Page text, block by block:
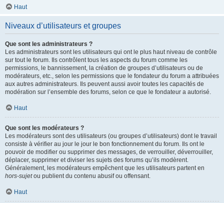
Haut
Niveaux d’utilisateurs et groupes
Que sont les administrateurs ?
Les administrateurs sont les utilisateurs qui ont le plus haut niveau de contrôle
sur tout le forum. Ils contrôlent tous les aspects du forum comme les
permissions, le bannissement, la création de groupes d’utilisateurs ou de
modérateurs, etc., selon les permissions que le fondateur du forum a attribuées
aux autres administrateurs. Ils peuvent aussi avoir toutes les capacités de
modération sur l’ensemble des forums, selon ce que le fondateur a autorisé.
Haut
Que sont les modérateurs ?
Les modérateurs sont des utilisateurs (ou groupes d’utilisateurs) dont le travail
consiste à vérifier au jour le jour le bon fonctionnement du forum. Ils ont le
pouvoir de modifier ou supprimer des messages, de verrouiller, déverrouiller,
déplacer, supprimer et diviser les sujets des forums qu’ils modèrent.
Généralement, les modérateurs empêchent que les utilisateurs partent en
hors-sujetou publient du contenu abusif ou offensant.
Haut